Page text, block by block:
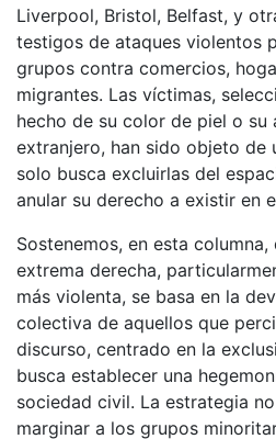
Liverpool, Bristol, Belfast, y
testigos de ataques violentos
grupos contra comercios,
migrantes. Las víctimas,
hecho de su color de piel o su
extranjero, han sido objeto de
solo busca excluirlas del
anular su derecho a existir en
Sostenemos, en esta
extrema derecha,
más violenta, se basa en la
colectiva de aquellos que
discurso, centrado en la
busca establecer una
sociedad civil. La estrategia
marginar a los grupos